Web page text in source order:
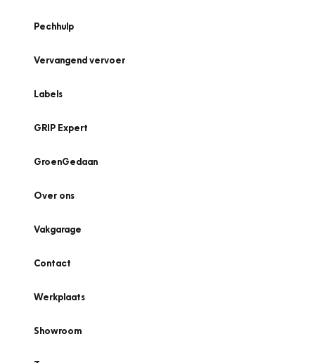
Pechhulp
Vervangend vervoer
Labels
GRIP Expert
GroenGedaan
Over ons
Vakgarage
Contact
Werkplaats
Showroom